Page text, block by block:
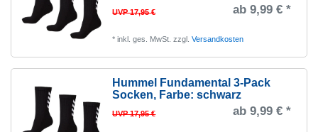
UVP 17,95 € ab 9,99 € *
*inkl. ges. MwSt. zzgl.Versandkosten
Hummel Fundamental 3-Pack
Socken, Farbe: schwarz
UVP 17,95 € ab 9,99 € *